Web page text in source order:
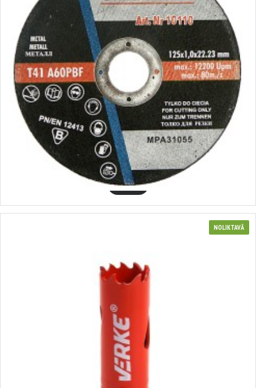
331011
metāla griešanas disks 125x1,0x22,2 SILVER
0.45€
GROZĀ
NOLIKTAVĀ